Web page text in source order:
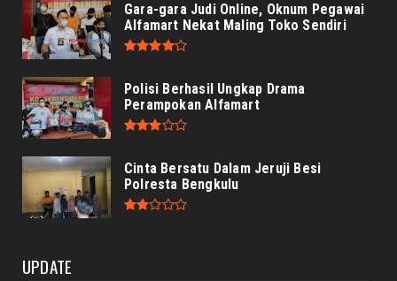
Gara-gara Judi Online, Oknum Pegawai
Alfamart Nekat Maling Toko Sendiri
Polisi Berhasil Ungkap Drama
Perampokan Alfamart
Cinta Bersatu Dalam Jeruji Besi
Polresta Bengkulu
UPDATE